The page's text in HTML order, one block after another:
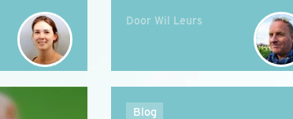
Door Wil Leurs
Blog